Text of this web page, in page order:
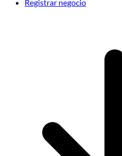
Registrar negocio